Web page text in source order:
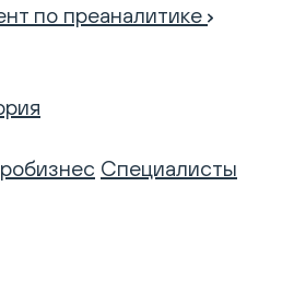
по преаналитике
Специалисты